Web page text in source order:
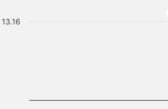
13.16